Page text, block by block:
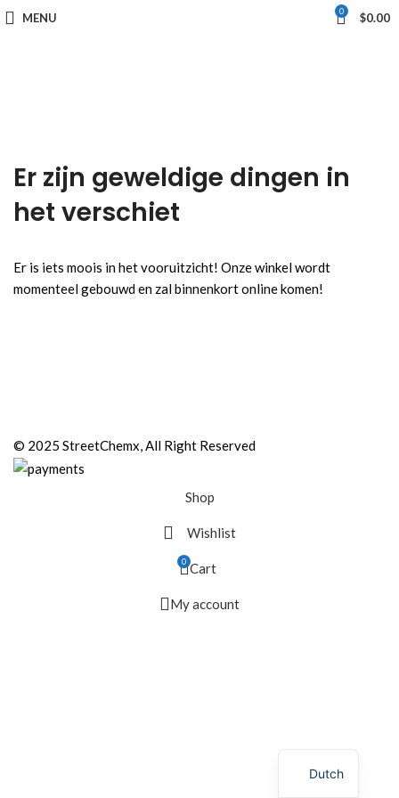
MENU 0 $0.00
Er zijn geweldige dingen in
het verschiet
Er is iets moois in het vooruitzicht! Onze winkel wordt
momenteel gebouwd en zal binnenkort online komen!
© 2025 StreetChemx, All Right Reserved
Shop
Wishlist
0 Cart
My account
Dutch